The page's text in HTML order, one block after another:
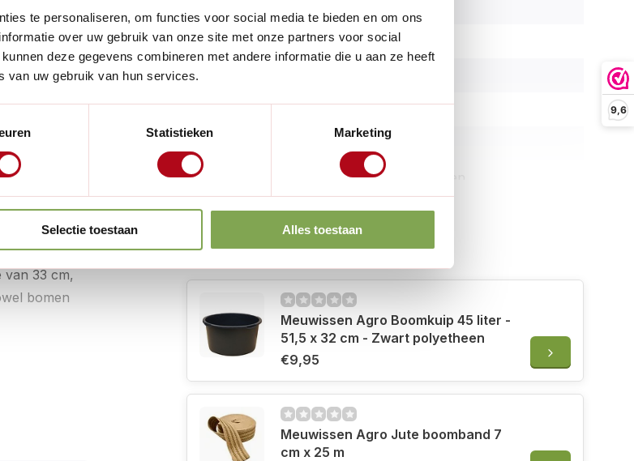
te personaliseren, om functies voor social media te bieden en om ons
over uw gebruik van onze site met onze partners voor social
deze gegevens combineren met andere informatie die u aan ze heeft
van uw gebruik van hun services.
Statistieken Marketing
Selectie toestaan Alles toestaan
9,6
Dan
met
tijdens de
container
van
33 cm,
bomen
Diameter onder: 30,5 cm
Hoogte:
Volume: 24 liter
Rond
Materiaal:
Kleur: Zwart
Gewicht: 1 kg
Productgebruik: Buiten
Waterreservoir:
Boorgaten:
UV-Bestendig:
Aantal artikelen in verpakking:
Handig voor erbij
Meuwissen Agro Boomkuip 45 liter -
51,5 x 32 cm - Zwart polyetheen
€9,95
Meuwissen Agro Jute boomband 7
cm x 25 m